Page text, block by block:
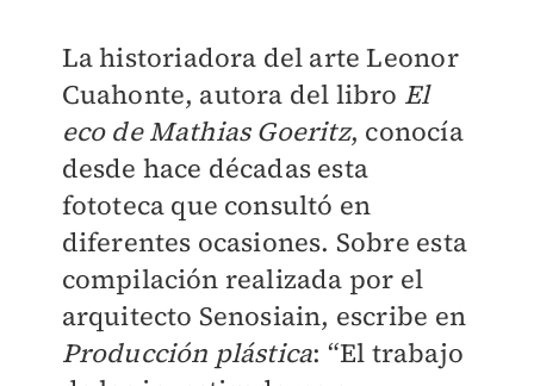
La historiadora del arte Leonor
Cuahonte, autora del libro El
eco de Mathias Goeritz, conocía
desde hace décadas esta
fototeca que consultó en
diferentes ocasiones. Sobre esta
compilación realizada por el
arquitecto Senosiain, escribe en
Producción plástica: “El trabajo